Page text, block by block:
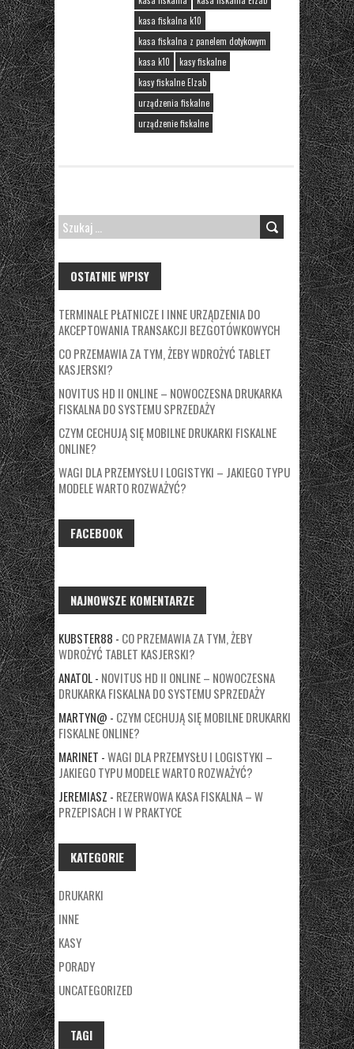
kasa fiskalna k10
kasa fiskalna z panelem dotykowym
kasa k10
kasy fiskalne
kasy fiskalne Elzab
urządzenia fiskalne
urządzenie fiskalne
SZUKAJ:
OSTATNIE WPISY
TERMINALE PŁATNICZE I INNE URZĄDZENIA DO
AKCEPTOWANIA TRANSAKCJI BEZGOTÓWKOWYCH
CO PRZEMAWIA ZA TYM, ŻEBY WDROŻYĆ TABLET
KASJERSKI?
NOVITUS HD II ONLINE – NOWOCZESNA DRUKARKA
FISKALNA DO SYSTEMU SPRZEDAŻY
CZYM CECHUJĄ SIĘ MOBILNE DRUKARKI FISKALNE
ONLINE?
WAGI DLA PRZEMYSŁU I LOGISTYKI – JAKIEGO TYPU
MODELE WARTO ROZWAŻYĆ?
FACEBOOK
NAJNOWSZE KOMENTARZE
KUBSTER88 - CO PRZEMAWIA ZA TYM, ŻEBY
WDROŻYĆ TABLET KASJERSKI?
ANATOL- NOVITUS HD II ONLINE – NOWOCZESNA
DRUKARKA FISKALNA DO SYSTEMU SPRZEDAŻY
MARTYN@ - CZYM CECHUJĄ SIĘ MOBILNE DRUKARKI
FISKALNE ONLINE?
MARINET -WAGI DLA PRZEMYSŁU I LOGISTYKI –
JAKIEGO TYPU MODELE WARTO ROZWAŻYĆ?
JEREMIASZ - REZERWOWA KASA FISKALNA – W
PRZEPISACH I W PRAKTYCE
KATEGORIE
DRUKARKI
INNE
KASY
PORADY
UNCATEGORIZED
TAGI